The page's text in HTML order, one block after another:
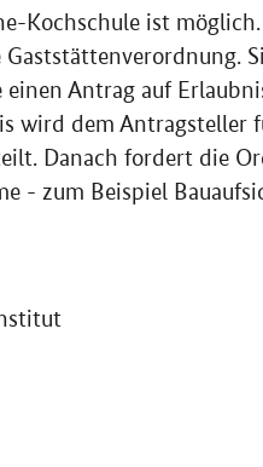
Kochschule ist möglich.
Antrag auf
wird dem Antragsteller
Danach fordert die
- zum Beispiel